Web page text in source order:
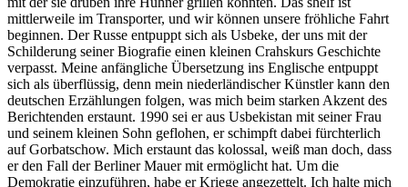
mittlerweile im Transporter, und wir können unsere fröhliche Fahrt
beginnen. Der Russe entpuppt sich als Usbeke, der uns mit der
Schilderung seiner Biografie einen kleinen Crahskurs Geschichte
verpasst. Meine anfängliche Übersetzung ins Englische entpuppt
sich als überflüssig, denn mein niederländischer Künstler kann den
deutschen Erzählungen folgen, was mich beim starken Akzent des
Berichtenden erstaunt. 1990 sei er aus Usbekistan mit seiner Frau
und seinem kleinen Sohn geflohen, er schimpft dabei fürchterlich
auf Gorbatschow. Mich erstaunt das kolossal, weiß man doch, dass
er den Fall der Berliner Mauer mit ermöglicht hat. Um die
Demokratie einzuführen, habe er Kriege angezettelt. Ich halte mich